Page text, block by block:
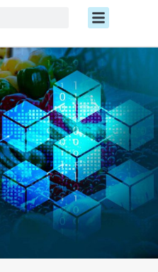
Menú